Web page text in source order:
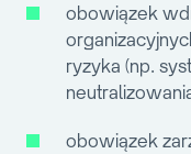
obowiązek
ryzyka (np.
obowiązek